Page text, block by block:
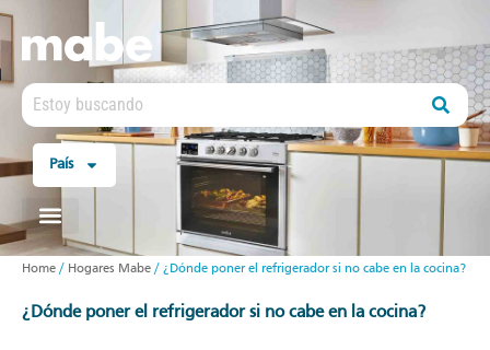
País
Home / Hogares Mabe / ¿Dónde poner el refrigerador si no cabe en la cocina?
¿dónde poner el refrigerador si no cabe en la cocina?